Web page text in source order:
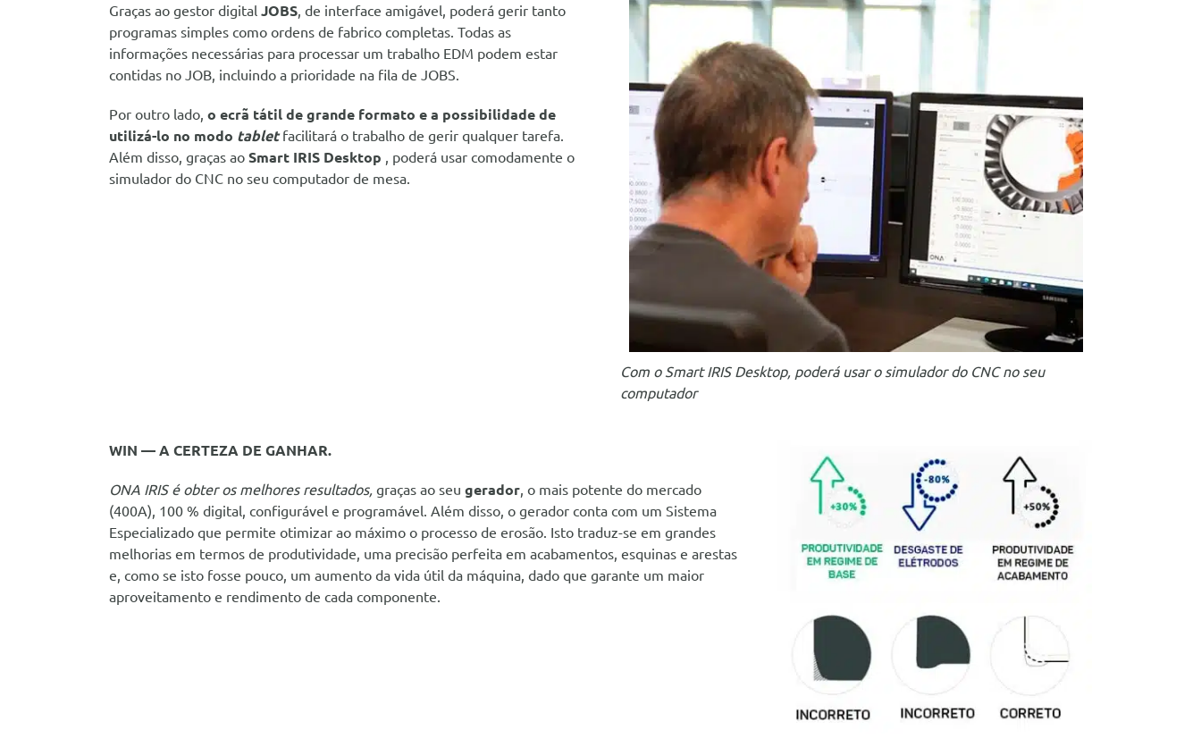
Graças ao gestor digital JOBS, de interface amigável, poderá gerir tanto
programas simples como ordens de fabrico completas. Todas as
informações necessárias para processar um trabalho EDM podem estar
contidas no JOB, incluindo a prioridade na fila de JOBS.
Por outro lado, o ecrã tátil de grande formato e a possibilidade de
utilizá-lo no modo tabletfacilitará o trabalho de gerir qualquer tarefa.
Além disso, graças ao Smart IRIS Desktop , poderá usar comodamente o
simulador do CNC no seu computador de mesa.
Com o Smart IRIS Desktop, poderá usar o simulador do CNC no seu
computador
WIN — A CERTEZA DE GANHAR.
ONA IRIS é obter os melhores resultados, graças ao seu gerador, o mais potente do mercado
(400A), 100 % digital, configurável e programável. Além disso, o gerador conta com um Sistema
Especializado que permite otimizar ao máximo o processo de erosão. Isto traduz-se em grandes
melhorias em termos de produtividade, uma precisão perfeita em acabamentos, esquinas e arestas
e, como se isto fosse pouco, um aumento da vida útil da máquina, dado que garante um maior
aproveitamento e rendimento de cada componente.